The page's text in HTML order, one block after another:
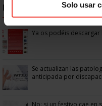
Solo usar
NOTICIAS MÁS LEÍDAS
Ya os podéis descargar
Se actualizan las
anticipada por